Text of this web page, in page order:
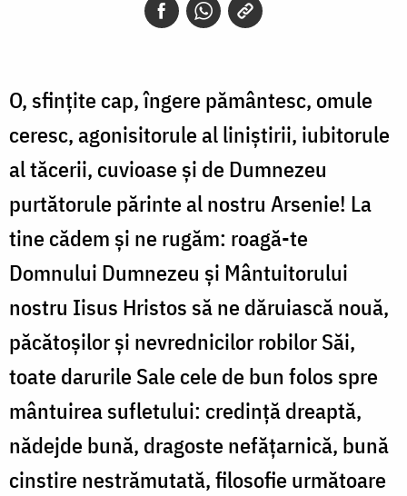
O, sfinţite cap, îngere pământesc, omule
ce­resc, agonisitorule al liniştirii, iubitorule
al tăce­rii, cuvioase şi de Dumnezeu
purtătorule părin­te al nostru Arsenie! La
tine cădem şi ne rugăm: roagă-te
Domnului Dumnezeu şi Mântuitorului
nostru Iisus Hristos să ne dăruiască nouă,
păcă­toşilor şi nevrednicilor robilor Săi,
toate daruri­le Sale cele de bun folos spre
mântuirea sufle­tului: credinţă dreaptă,
nădejde bună, dragoste nefăţarnică, bună
cinstire nestrămutată, filosofie următoare